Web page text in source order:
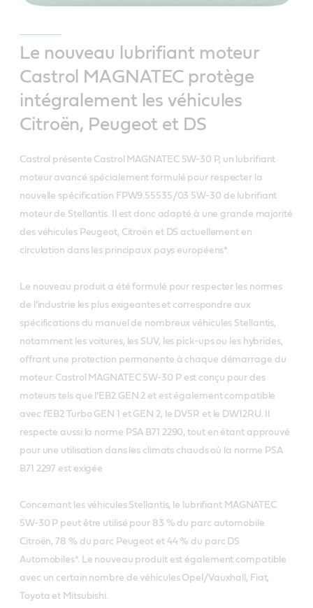
Le nouveau lubrifiant moteur
Castrol MAGNATEC protège
intégralement les véhicules
Citroën, Peugeot et DS
Castrol présente Castrol MAGNATEC 5W-30 P, un lubrifiant
moteur avancé spécialement formulé pour respecter la
nouvelle spécification FPW9.55535/03 5W-30 de lubrifiant
moteur de Stellantis. Il est donc adapté à une grande majorité
des véhicules Peugeot, Citroën et DS actuellement en
circulation dans les principaux pays européens*.
Le nouveau produit a été formulé pour respecter les normes
de l’industrie les plus exigeantes et correspondre aux
spécifications du manuel de nombreux véhicules Stellantis,
notamment les voitures, les SUV, les pick-ups ou les hybrides,
offrant une protection permanente à chaque démarrage du
moteur. Castrol MAGNATEC 5W-30 P est conçu pour des
moteurs tels que l’EB2 GEN 2 et est également compatible
avec l’EB2 Turbo GEN 1 et GEN 2, le DV5R et le DW12RU. Il
respecte aussi la norme PSA B71 2290, tout en étant approuvé
pour une utilisation dans les climats chauds où la norme PSA
B71 2297 est exigée
Concernant les véhicules Stellantis, le lubrifiant MAGNATEC
5W-30 P peut être utilisé pour 83 % du parc automobile
Citroën, 78 % du parc Peugeot et 44 % du parc DS
Automobiles*. Le nouveau produit est également compatible
avec un certain nombre de véhicules Opel/Vauxhall, Fiat,
Toyota et Mitsubishi.